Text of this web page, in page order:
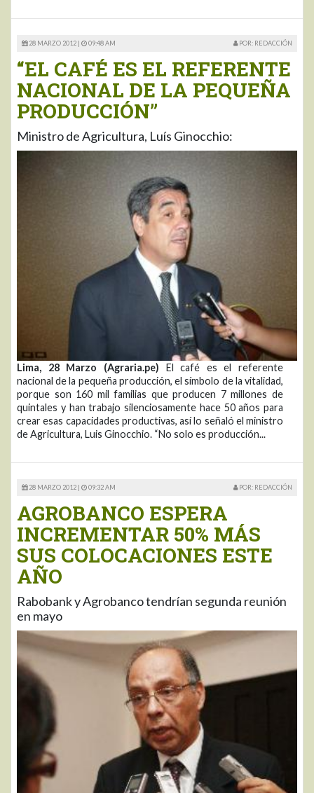
28 MARZO 2012 | 09:48 AM POR: REDACCIÓN
“EL CAFÉ ES EL REFERENTE
NACIONAL DE LA PEQUEÑA
PRODUCCIÓN”
Ministro de Agricultura, Luís Ginocchio:
Lima, 28 Marzo (Agraria.pe) El café es el referente
nacional de la pequeña producción, el símbolo de la vitalidad,
porque son 160 mil familias que producen 7 millones de
quintales y han trabajo silenciosamente hace 50 años para
crear esas capacidades productivas, así lo señaló el ministro
de Agricultura, Luis Ginocchio. “No solo es producción...
28 MARZO 2012 | 09:32 AM POR: REDACCIÓN
AGROBANCO ESPERA
INCREMENTAR 50% MÁS
SUS COLOCACIONES ESTE
AÑO
Rabobank y Agrobanco tendrían segunda reunión
en mayo